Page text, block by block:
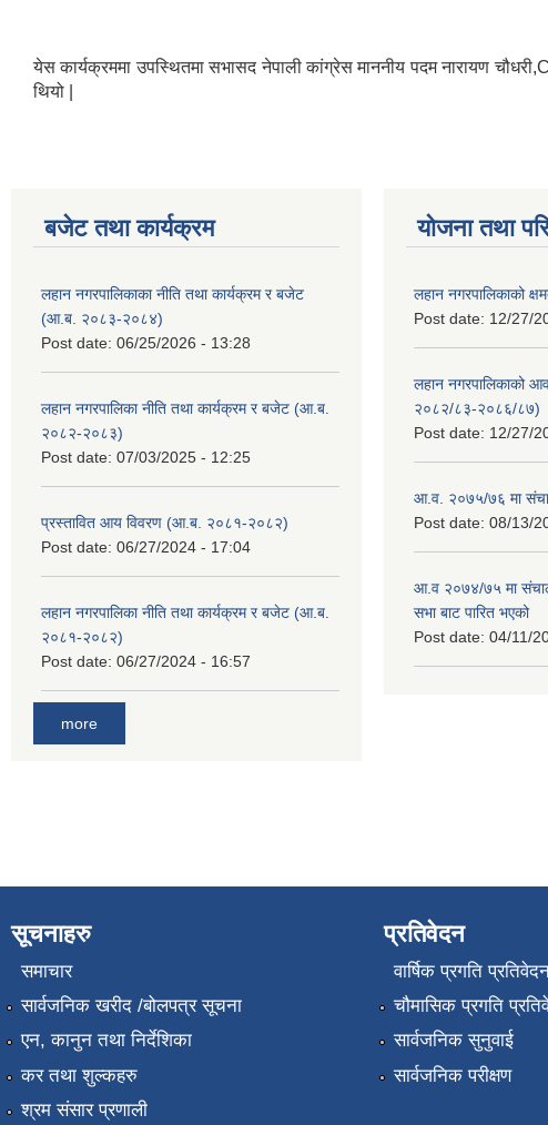
येस कार्यक्रममा उपस्थितमा सभासद नेपाली कांग्रेस माननीय पदम नारायण
थियो |
बजेट तथा कार्यक्रम
लहान नगरपालिकाका नीति तथा कार्यक्रम र बजेट
(आ.ब. २०८३-२०८४)
Post date: 06/25/2026 - 13:28
लहान नगरपालिका नीति तथा कार्यक्रम र बजेट (आ.ब.
२०८२-२०८३)
Post date: 07/03/2025 - 12:25
प्रस्तावित आय विवरण (आ.ब. २०८१-२०८२)
Post date: 06/27/2024 - 17:04
लहान नगरपालिका नीति तथा कार्यक्रम र बजेट (आ.ब.
२०८१-२०८२)
Post date: 06/27/2024 - 16:57
more
योजना तथा
लहान नगरपालिकाको
Post date: 12/27/
लहान नगरपालिकाको
२०८२/८३-२०८६/८७)
Post date: 12/27/
आ.व. २०७५/७६ मा
Post date: 08/13/
आ.व २०७४/७५ मा
सभा बाट पारित भएको
Post date: 04/11/
सूचनाहरु
समाचार
सार्वजनिक खरीद /बोलपत्र सूचना
एन, कानुन तथा निर्देशिका
कर तथा शुल्कहरु
श्रम संसार प्रणाली
प्रतिवेदन
वार्षिक प्रगति
चौमासिक प्रगति
सार्वजनिक सुनुवाई
सार्वजनिक परीक्षण